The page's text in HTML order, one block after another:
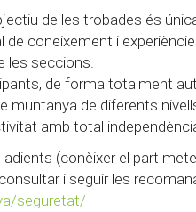
de les trobades és
de coneixement i
les seccions.
de forma totalment
de diferents
amb total
(conèixer el part
i seguir les
seguretat/